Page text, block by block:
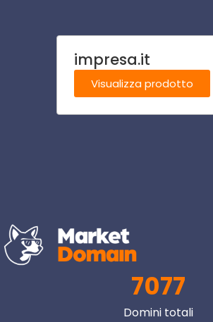
impresa.it
Visualizza prodotto
7077
Domini totali